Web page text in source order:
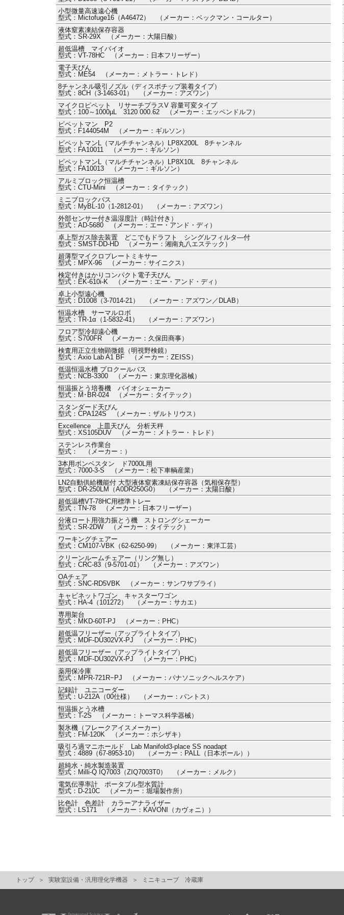
小型微量高速遠心機
型式：Mictofuge16（A46472） （メーカー：ベックマン・コールター）
液体窒素凍結保存容器
型式：SR-29X （メーカー：大陽日酸）
超低温槽 マイバイオ
型式：VT-78HC （メーカー：日本フリーザー）
電子天びん
型式：ME54 （メーカー：メトラー・トレド）
8チャンネル吸引ノズル（ディスポチップ装着タイプ）
型式：8CH（3-1463-01） （メーカー：アズワン）
マイクロピペット リサーチプラスV 容量可変タイプ
型式：100～1000µL 3120 000.62 （メーカー：エッペンドルフ）
ピペットマン P2
型式：F144054M （メーカー：ギルソン）
ピペットマンL（マルチチャンネル）LP8X200L 8チャンネル
型式：FA10011 （メーカー：ギルソン）
ピペットマンL（マルチチャンネル）LP8X10L 8チャンネル
型式：FA10013 （メーカー：ギルソン）
アルミブロック恒温槽
型式：CTU-Mini （メーカー：タイテック）
ミニブロックバス
型式：MyBL-10（1-2812-01） （メーカー：アズワン）
外部センサー付き温湿度計（時計付き）
型式：AD-5680 （メーカー：エー・アンド・ディ）
卓上型ガス除去装置 どこでもドラフト シングルフィルタ―付
型式：SMST-DD-HD （メーカー：湘南丸八エステック）
超薄型マイクロプレートミキサー
型式：MPX-96 （メーカー：サイニクス）
検定付きはかりコンパクト電子天びん
型式：EK-610i-K （メーカー：エー・アンド・ディ）
卓上小型遠心機
型式：D1008（3-7014-21） （メーカー：アズワン／DLAB）
恒温水槽 サーマルロボ
型式：TR-1α（1-5832-41） （メーカー：アズワン）
フロア型冷却遠心機
型式：S700FR （メーカー：久保田商事）
検査用正立生物顕微鏡（明視野検鏡）
型式：Axio Lab A1 BF （メーカー：ZEISS）
低温恒温水槽 プロクールバス
型式：NCB-3300 （メーカー：東京理化器械）
恒温振とう培養機 バイオシェーカー
型式：M･BR-024 （メーカー：タイテック）
スタンダード天びん
型式：CPA124S （メーカー：ザルトリウス）
Excellence 上皿天びん 分析天秤
型式：XS105DUV （メーカー：メトラー・トレド）
ステンレス作業台
型式： （メーカー：）
3本用ボンベスタン ド7000L用
型式：7000-3-S （メーカー：松下車輌産業）
LN2自動供給機能付 大型液体窒素凍結保存容器（気相保存型）
型式：DR-250LM（A0DR250G0） （メーカー：太陽日酸）
超低温槽VT-78HC用標準トレー
型式：TN-78 （メーカー：日本フリーザー）
分液ロート用強力振とう機 ストロングシェーカー
型式：SR-2DW （メーカー：タイテック）
ワーキングチェアー
型式：CM107-VBK（62-6250-99） （メーカー：東洋工芸）
クリーンルームチェアー（リング無し）
型式：CRC-83（9-5701-01） （メーカー：アズワン）
OAチェア
型式：SNC-RD5VBK （メーカー：サンワサプライ）
キャビネットワゴン キャスターワゴン
型式：HA-4（101272） （メーカー：サカエ）
専用架台
型式：MKD-60T-PJ （メーカー：PHC）
超低温フリーザー（アップライトタイプ）
型式：MDF-DU302VX-PJ （メーカー：PHC）
超低温フリーザー（アップライトタイプ）
型式：MDF-DU302VX-PJ （メーカー：PHC）
薬用保冷庫
型式：MPR-721R−PJ （メーカー：パナソニックヘルスケア）
記録計 ユニコーダー
型式：U-212A（00仕様） （メーカー：パントス）
恒温振とう水槽
型式：T-2S （メーカー：トーマス科学器械）
製氷機（フレークアイスメーカー）
型式：FM-120K （メーカー：ホシザキ）
吸引ろ過マニホールド Lab Manifold3-place SS noadapt
型式：4889（67-8953-10） （メーカー：PALL（日本ポール））
超純水・純水製造装置
型式：Milli-Q IQ7003（ZIQ7003T0） （メーカー：メルク）
電気伝導率計 ポータブル型水質計
型式：D-210C （メーカー：堀場製作所）
比色計 色差計 カラーアナライザー
型式：LS171 （メーカー：KAVONI（カヴォニ））
トップ 実験室設備・汎用理化学機器 ミニキューブ 冷蔵庫